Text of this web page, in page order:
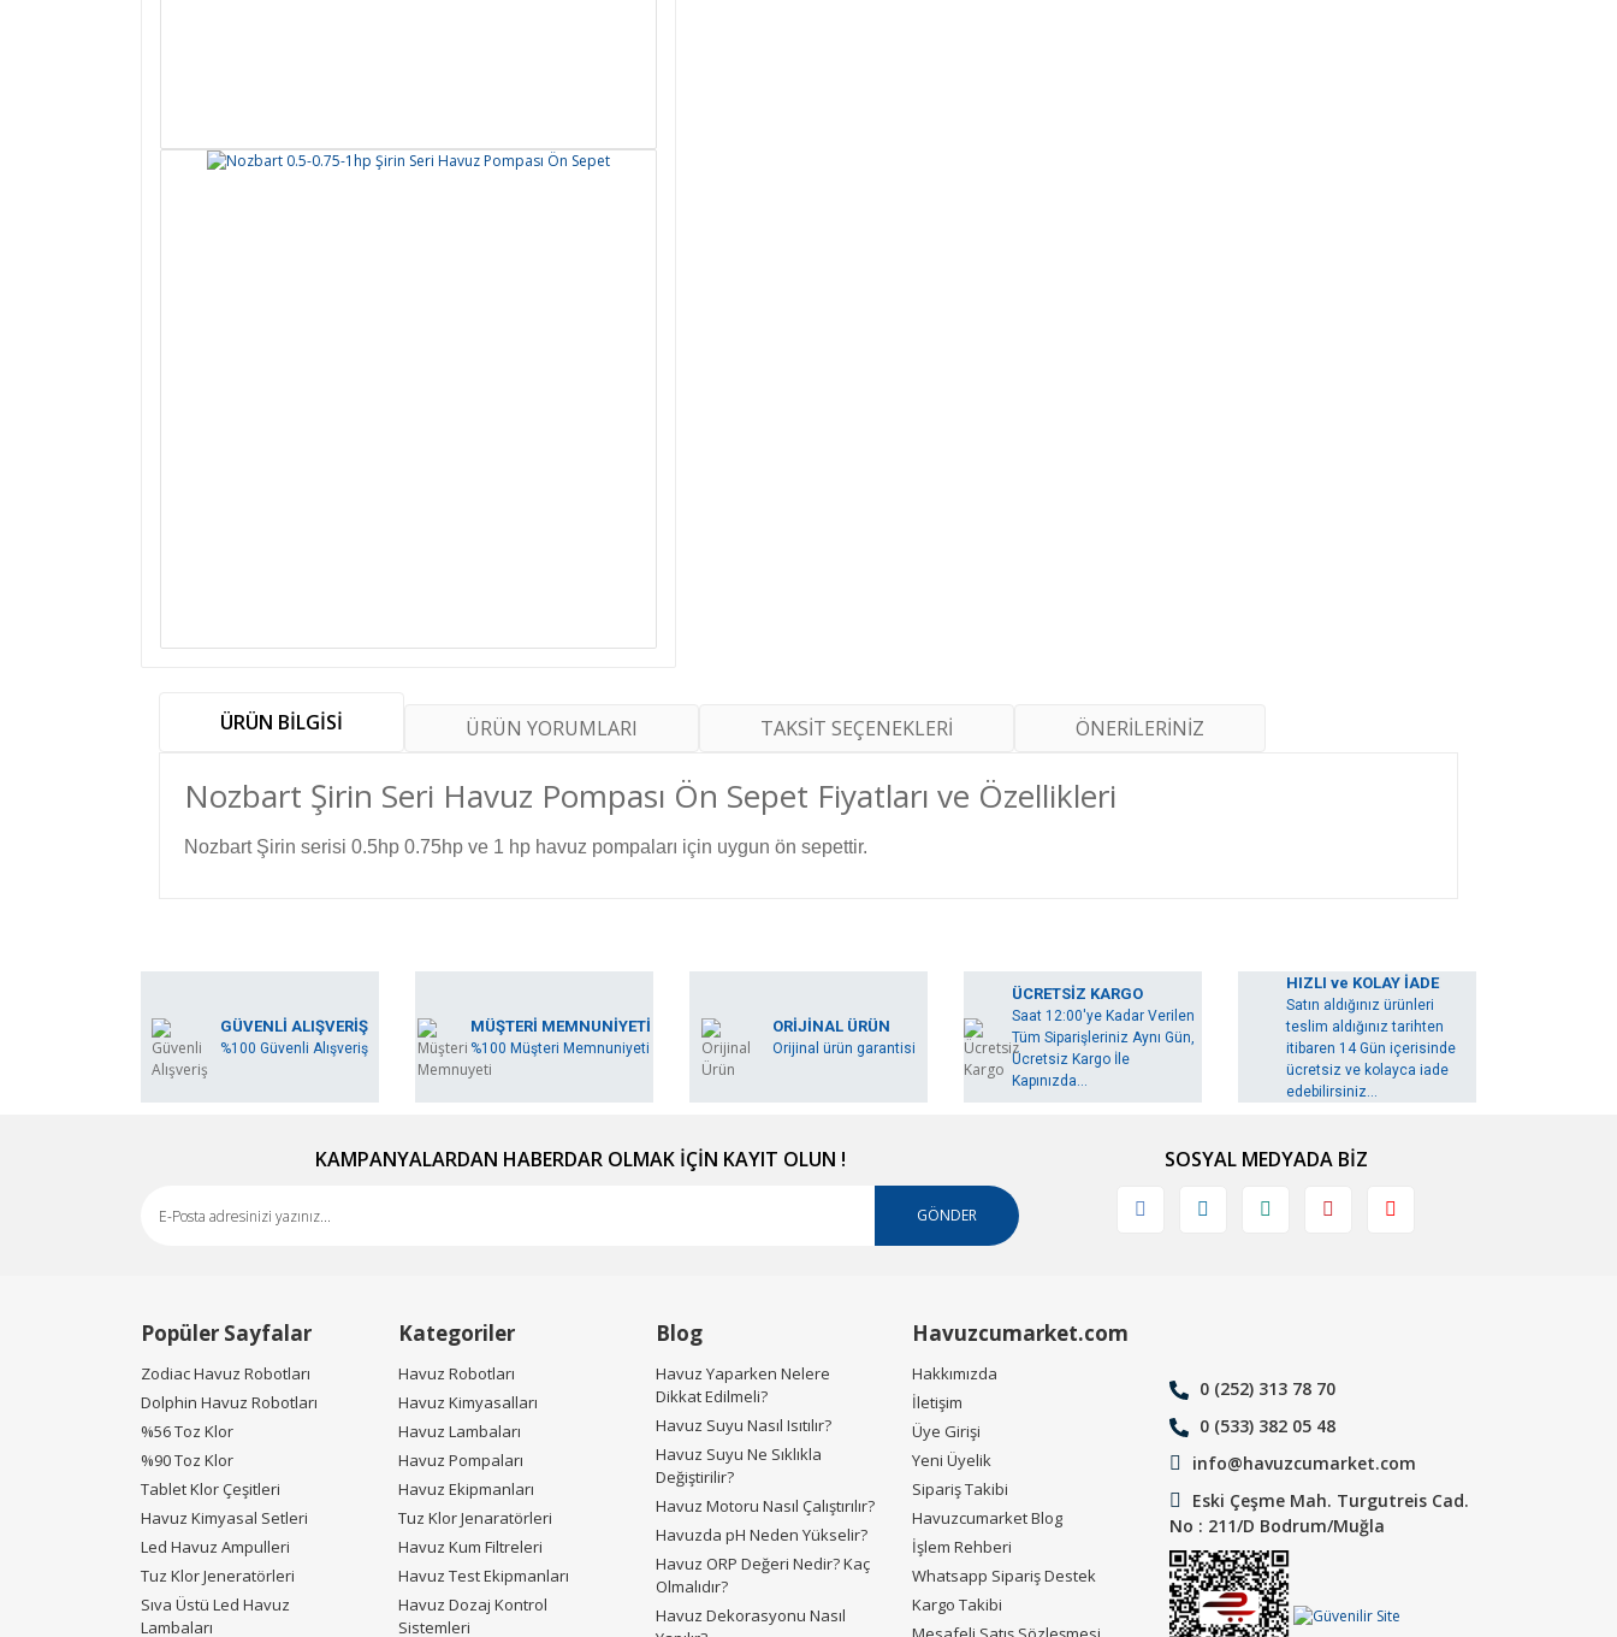
ÜRÜN BİLGİSİ ÜRÜN YORUMLARI TAKSİT SEÇENEKLERİ ÖNERİLERİNİZ
Nozbart Şirin Seri Havuz Pompası Ön Sepet Fiyatları ve Özellikleri
Nozbart Şirin serisi 0.5hp 0.75hp ve 1 hp havuz pompaları için uygun ön sepettir.
Bu ürüne ilk yorumu siz yapın!
Yorum Yaz
Ürün resmi kalitesiz, bozuk veya görüntülenemiyor.
Ürün açıklamasında eksik bilgiler bulunuyor.
Bu ürüne benzer farklı alternatifler olmalı.
GÜVENLİ ALIŞVERİŞ
%100 Güvenli Alışveriş
MÜŞTERİ MEMNUNİYETİ
%100 Müşteri Memnuniyeti
ORİJİNAL ÜRÜN
Orijinal ürün garantisi
ÜCRETSİZ KARGO
Saat 12:00'ye Kadar Verilen
Tüm Siparişleriniz Aynı Gün,
Ücretsiz Kargo İle
Kapınızda...
HIZLI ve KOLAY İADE
Satın aldığınız ürünleri
teslim aldığınız tarihten
itibaren 14 Gün içerisinde
ücretsiz ve kolayca iade
edebilirsiniz...
KAMPANYALARDAN HABERDAR OLMAK İÇİN KAYIT OLUN !
GÖNDER
SOSYAL MEDYADA BİZ
Popüler Sayfalar
Zodiac Havuz Robotları
Dolphin Havuz Robotları
%56 Toz Klor
%90 Toz Klor
Tablet Klor Çeşitleri
Havuz Kimyasal Setleri
Led Havuz Ampulleri
Tuz Klor Jeneratörleri
Sıva Üstü Led Havuz
Lambaları
Kategoriler
Havuz Robotları
Havuz Kimyasalları
Havuz Lambaları
Havuz Pompaları
Havuz Ekipmanları
Tuz Klor Jenaratörleri
Havuz Kum Filtreleri
Havuz Test Ekipmanları
Havuz Dozaj Kontrol
Sistemleri
Blog
Havuz Yaparken Nelere
Dikkat Edilmeli?
Havuz Suyu Nasıl Isıtılır?
Havuz Suyu Ne Sıklıkla
Değiştirilir?
Havuz Motoru Nasıl Çalıştırılır?
Havuzda pH Neden Yükselir?
Havuz ORP Değeri Nedir? Kaç
Olmalıdır?
Havuz Dekorasyonu Nasıl
Havuzcumarket.com
Hakkımızda
İletişim
Üye Girişi
Yeni Üyelik
Sipariş Takibi
Havuzcumarket Blog
İşlem Rehberi
Whatsapp Sipariş Destek
Kargo Takibi
0 (252) 313 78 70
0 (533) 382 05 48
info@havuzcumarket.com
Eski Çeşme Mah. Turgutreis Cad.
No : 211/D Bodrum/Muğla